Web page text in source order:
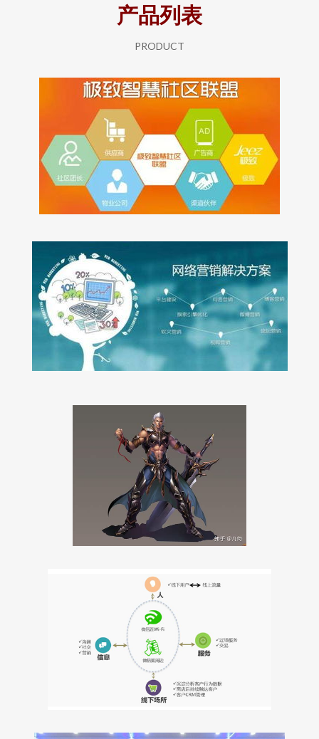
产品列表
PRODUCT